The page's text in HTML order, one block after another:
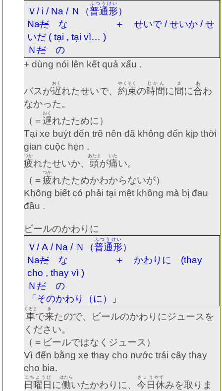
Ｖ/ i / Na / Ｎ（普通形
ふつうけい
）
Naだな ＋ せいで/せいか/せ
いだ( tại , tại vì… )
Ｎだの
+ dùng nói lên kết quả xấu .
バスが遅
おく
れたせいで、 約束
やくそく
の時間
じかん
に間
ま
に合
あ
わ
なかった。
（＝遅
おく
れたために）
Tại xe buýt đến trẽ nên đã không đến kịp thời
gian cuộc hẹn .
疲
つか
れたせいか、 頭
あたま
が痛
いた
い。
（＝疲
つか
れたためかわからないが）
Không biết có phải tại mệt không mà bị đau
đầu .
ビールのかわりに
Ｖ/ A / Na / Ｎ（普通形
ふつうけい
）
Naだな ＋ かわりに (thay
cho , thay vì )
Ｎだの
「そのかわり（に）」
車
くるま
で来
き
たので、ビールのかわりにジュースを
ください。
（＝ビールではなくジュース）
Vì đến bằng xe thay cho nước trái cây thay
cho bia.
日曜日
にちようび
に働
はたら
いたかわりに、 今日休
きょうやす
みを取りま